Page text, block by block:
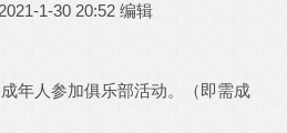
1-30 20:52 编辑
年人参加俱乐部活动。（即需成